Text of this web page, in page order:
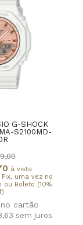
G-SHOCK
S2100MD-
à vista
uma vez no
Boleto (10%
sem juros